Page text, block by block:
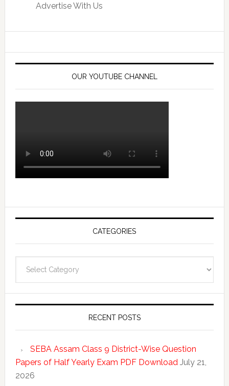
Advertise With Us
OUR YOUTUBE CHANNEL
CATEGORIES
RECENT POSTS
SEBA Assam Class 9 District-Wise Question
Papers of Half Yearly Exam PDF Download July 21,
2026